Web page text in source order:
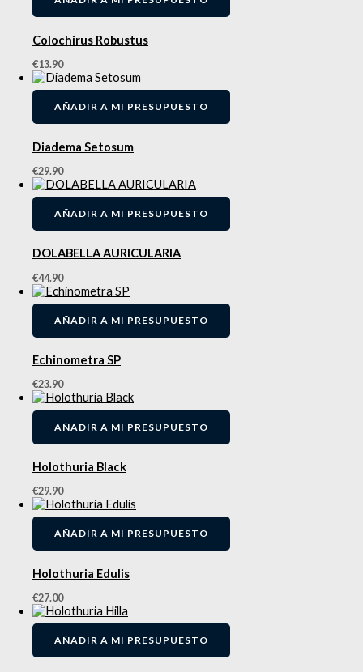
Colochirus Robustus
€13.90
AÑADIR A MI PRESUPUESTO
Diadema Setosum
€29.90
AÑADIR A MI PRESUPUESTO
DOLABELLA AURICULARIA
€44.90
AÑADIR A MI PRESUPUESTO
Echinometra SP
€23.90
AÑADIR A MI PRESUPUESTO
Holothuria Black
€29.90
AÑADIR A MI PRESUPUESTO
Holothuria Edulis
€27.00
AÑADIR A MI PRESUPUESTO